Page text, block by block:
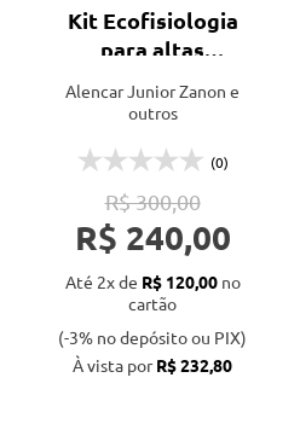
Kit Ecofisiologia
para altas
produtividades
Alencar Junior Zanon e
outros
(0)
R$ 300,00
R$ 240,00
Até 2x de R$ 120,00no
cartão
(-3% no depósito ou PIX)
À vista porR$ 232,80